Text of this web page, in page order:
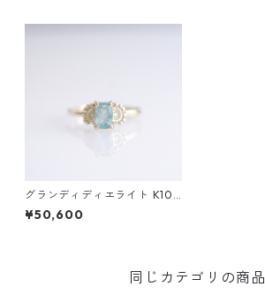
グランディディエライト K10
リング TANA(ﾀﾅ)
¥50,600
同じカテゴリの商品